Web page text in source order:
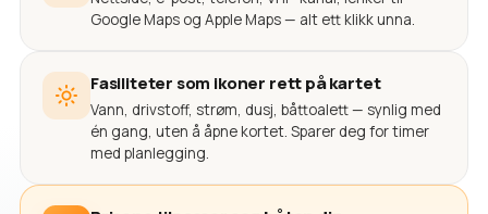
Google Maps og Apple Maps — alt ett klikk unna.
Fasiliteter som ikoner rett på kartet
Vann, drivstoff, strøm, dusj, båttoalett — synlig med
én gang, uten å åpne kortet. Sparer deg for timer
med planlegging.